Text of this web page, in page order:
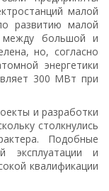
малой
развитию малой
между большой и
но, согласно
энергетики
300 МВт при
и разработки
столкнулись
Подобные
эксплуатации и
квалификации